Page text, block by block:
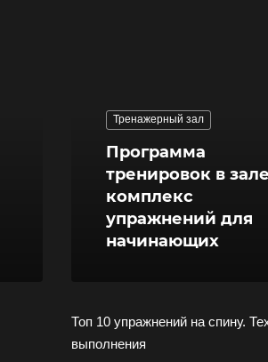
Тренажерный зал
Программа
тренировок в
комплекс
упражнений для
начинающих
Топ 10 упражнений на спину.
выполнения